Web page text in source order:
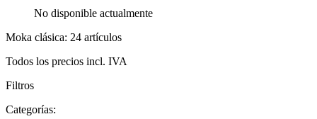
No disponible actualmente
Moka clásica: 24 artículos
Todos los precios incl. IVA
Filtros
Categorías: